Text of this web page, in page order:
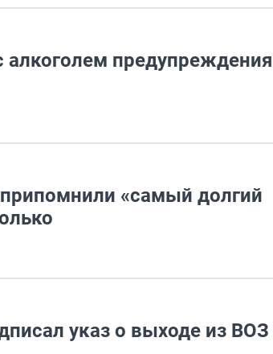
«самый долгий
указ о выходе из ВОЗ